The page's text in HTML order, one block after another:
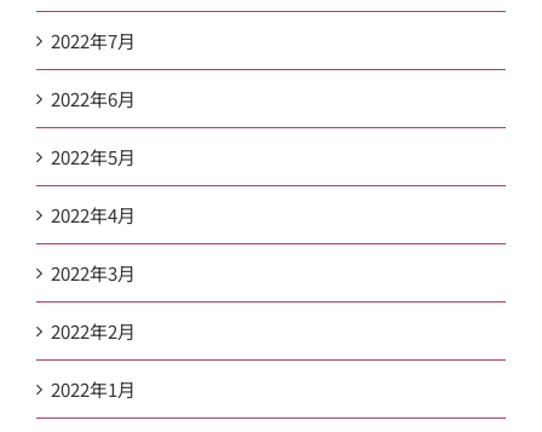
2022年7月
2022年6月
2022年5月
2022年4月
2022年3月
2022年2月
2022年1月